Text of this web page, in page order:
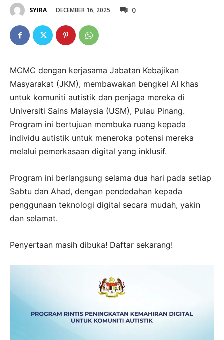
SYIRA DECEMBER 16, 2025 0
MCMC dengan kerjasama Jabatan Kebajikan
Masyarakat (JKM), membawakan bengkel AI khas
untuk komuniti autistik dan penjaga mereka di
Universiti Sains Malaysia (USM), Pulau Pinang.
Program ini bertujuan membuka ruang kepada
individu autistik untuk meneroka potensi mereka
melalui pemerkasaan digital yang inklusif.
Program ini berlangsung selama dua hari pada setiap
Sabtu dan Ahad, dengan pendedahan kepada
penggunaan teknologi digital secara mudah, yakin
dan selamat.
Penyertaan masih dibuka! Daftar sekarang!